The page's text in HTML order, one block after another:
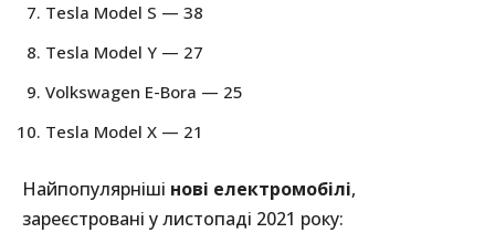
Tesla Model S — 38
Tesla Model Y — 27
Volkswagen E-Bora — 25
Tesla Model X — 21
Найпопулярніші нові електромобілі,
зареєстровані у листопаді 2021 року: